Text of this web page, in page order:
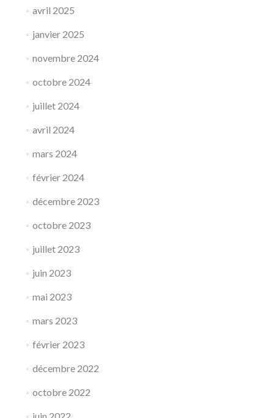
avril 2025
janvier 2025
novembre 2024
octobre 2024
juillet 2024
avril 2024
mars 2024
février 2024
décembre 2023
octobre 2023
juillet 2023
juin 2023
mai 2023
mars 2023
février 2023
décembre 2022
octobre 2022